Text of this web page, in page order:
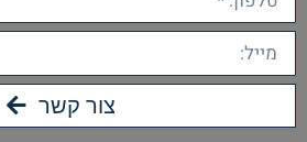
צור קשר